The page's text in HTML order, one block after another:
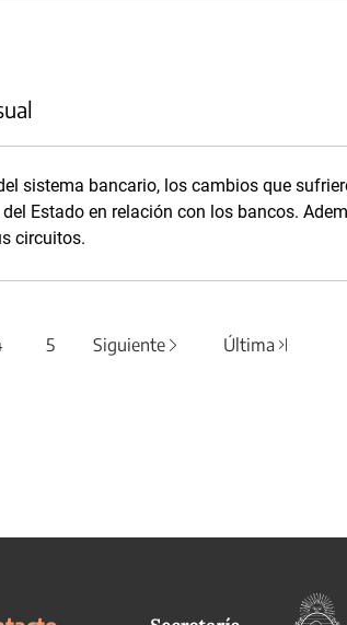
sistema bancario, los cambios que
Estado en relación con los bancos.
circuitos.
5 Siguiente Última